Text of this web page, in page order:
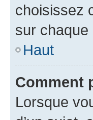
choisissez
sur chaque
Haut
Comment
Lorsque